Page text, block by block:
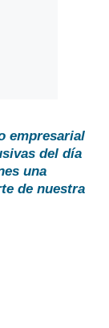
empresarial
del día
una
de nuestra